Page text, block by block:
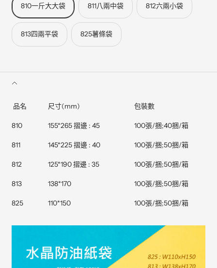
810一斤大大袋 811八兩中袋 812六兩小袋
813四兩平袋 825薯條袋
品名 尺寸(mm) 包裝數
810 155*265 摺邊 : 45 100張/捆;40捆/箱
811 145*225 摺邊 : 40 100張/捆;50捆/箱
812 125*190 摺邊 : 35 100張/捆;50捆/箱
813 138*170 100張/捆;50捆/箱
825 110*150 100張/捆;50捆/箱